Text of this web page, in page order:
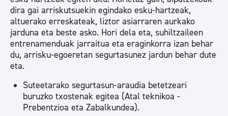
dira gai arriskutsuekin egindako esku-hartzeak,
altuerako erreskateak, liztor asiarraren aurkako
jarduna eta beste asko. Hori dela eta, suhiltzaileen
entrenamenduak jarraitua eta eraginkorra izan behar
du, arrisku-egoeretan segurtasunez jardun behar dute
eta.
Suteetarako segurtasun-araudia betetzeari
buruzko txostenak egitea (Atal teknikoa -
Prebentzioa eta Zabalkundea).